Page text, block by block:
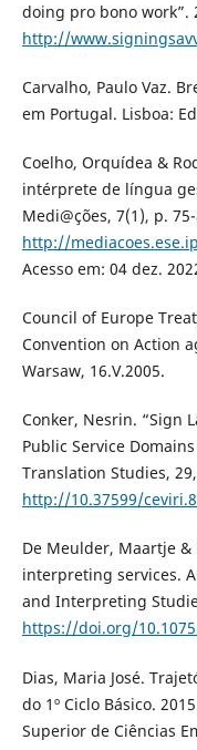
doing pro bono work”.
http://
Carvalho, Paulo Vaz.
em Portugal. Lisboa:
Coelho, Orquídea &
intérprete de língua
Medi@ções, 7(1), p.
http://
Acesso em: 04 dez.
Council of Europe
Convention on Action
Warsaw, 16.V.2005.
Conker, Nesrin. “Sign
Public Service
Translation Studies,
http://10.37599/
De Meulder, Maartje
interpreting services.
and Interpreting
https://doi.org/
Dias, Maria José.
do 1º Ciclo Básico.
Superior de Ciências